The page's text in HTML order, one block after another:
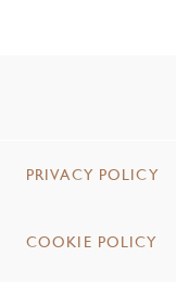
PRIVACY POLICY
COOKIE POLICY